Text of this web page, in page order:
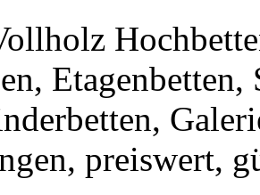
preiswert,